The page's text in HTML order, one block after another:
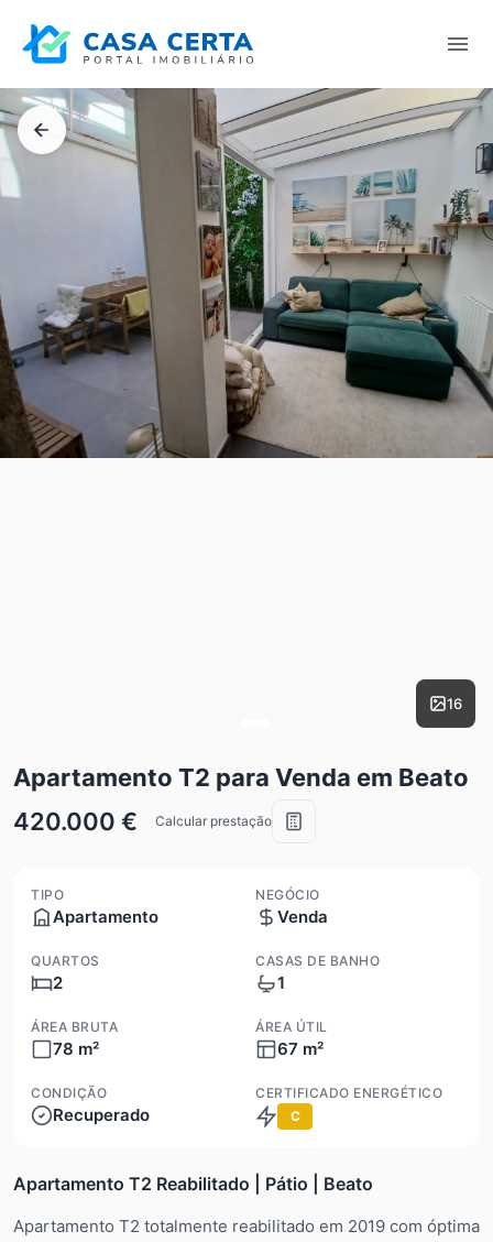
16
Apartamento T2 para Venda em Beato
420.000 €
Calcular prestação
TIPO
Apartamento
NEGÓCIO
Venda
QUARTOS
2
CASAS DE BANHO
1
ÁREA BRUTA
78 m²
ÁREA ÚTIL
67 m²
CONDIÇÃO
Recuperado
CERTIFICADO ENERGÉTICO
C
Apartamento T2 Reabilitado | Pátio | Beato
Apartamento T2 totalmente reabilitado em 2019 com óptima